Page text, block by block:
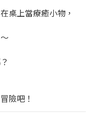
桌上當療癒小物，
險吧！